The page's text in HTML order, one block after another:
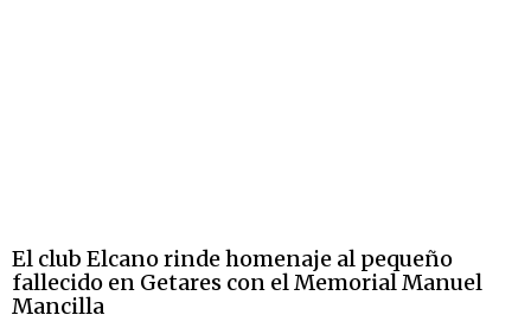
El club Elcano rinde homenaje al pequeño
fallecido en Getares con el Memorial Manuel
Mancilla